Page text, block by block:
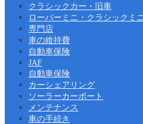
クラシックカー・旧車
ローバーミニ・クラシックミ
専門店
車の維持費
自動車保険
JAF
自動車保険
カーシェアリング
ソーラーカーポート
メンテナンス
車の手続き